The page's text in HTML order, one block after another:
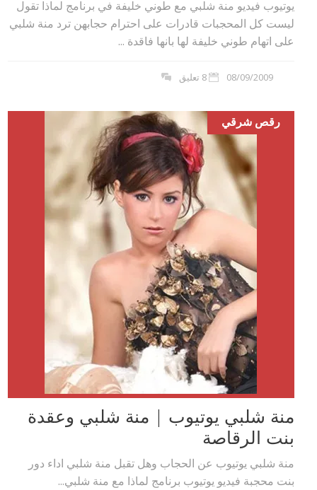
يوتيوب فيديو منة شلبي مع طوني خليفة في برنامج لماذا تقول
ليست كل المحجبات قادرات على احترام حجابهن ترد منة شلبي
على اتهام طوني خليفة لها بانها فاقدة ...
08/09/2009 8 تعليق
رقص شرقي
منة شلبي يوتيوب | منة شلبي وعقدة
بنت الرقاصة
منة شلبي يوتيوب عن الحجاب وهل تقبل منة شلبي اداء دور
بنت محجبة فيديو يوتيوب برنامج لماذا مع منة شلبي...